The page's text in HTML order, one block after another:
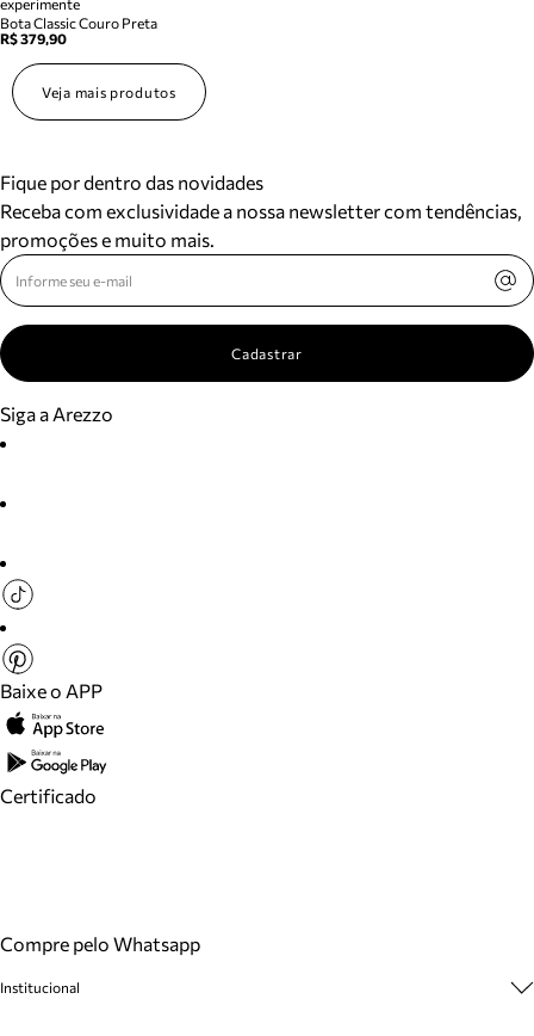
experimente
Bota Classic Couro Preta
R$ 379,90
Veja mais produtos
Fique por dentro das novidades
Receba com exclusividade a nossa newsletter com tendências,
promoções e muito mais.
Cadastrar
Siga a Arezzo
Baixe o APP
Certificado
Compre pelo Whatsapp
Institucional